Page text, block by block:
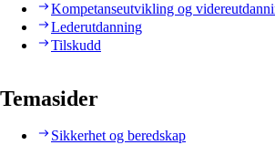
Kompetanseutvikling og
Lederutdanning
Tilskudd
Temasider
Sikkerhet og beredskap